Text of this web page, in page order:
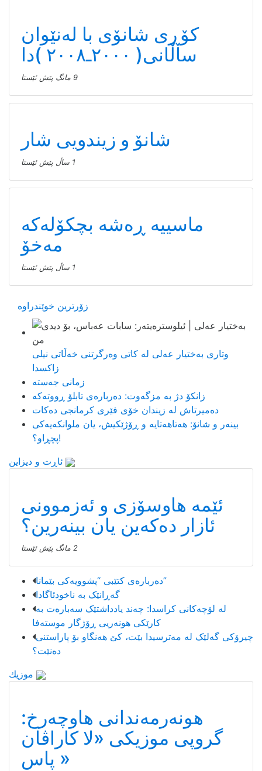
کۆڕی شانۆی با لەنێوان
ساڵانی( ٢٠٠٠ـ٢٠٠٨ )دا
9 مانگ پێش ئێستا
شانۆ و زیندویی شار
1 ساڵ پێش ئێستا
ماسییه ڕەشە بچکۆلەکە
مەخۆ
1 ساڵ پێش ئێستا
زۆرترین خوێندراوە
وتاری بەختیار عەلی لە کاتی وەرگرتنی خەڵاتی نیلی
زاکسدا
زمانی جەستە
زانکۆ دژ بە مزگەوت: دەربارەى تابلۆ ڕووتەکە
ده‌میرتاش له‌ زیندان خۆی فێری كرمانجی ده‌كات
بینەر و شانۆ: هەتاھەتایە و ڕۆژێکیش، یان ملوانکەیەکی
پچڕاو؟!
ئێمە هاوسۆزی و ئەزموونی
ئازار دەکەین یان بینەرین؟
2 مانگ پێش ئێستا
دەربارەی کتێبی “پشوویەکی بێمانا”
لە لۆچەکانی کراسدا: چەند یادداشتێک سەبارەت بە
چیرۆکی گەلێک لە مەترسیدا بێت، کێ هەنگاو بۆ پاراستنی
هونەرمەندانی هاوچەرخ:
گروپی موزیكی «لا كاراڤان
پاس»